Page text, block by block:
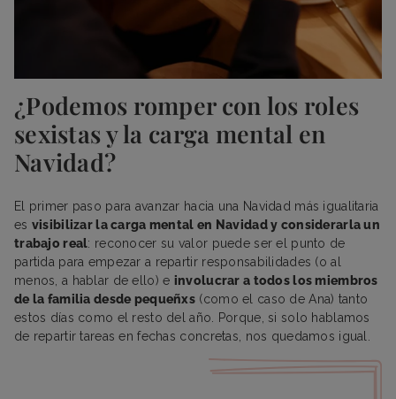
¿Podemos romper con los roles
sexistas y la carga mental en
Navidad?
El primer paso para avanzar hacia una Navidad más igualitaria
es visibilizar la carga mental en Navidad y considerarla un
trabajo real: reconocer su valor puede ser el punto de
partida para empezar a repartir responsabilidades (o al
menos, a hablar de ello) e involucrar a todos los miembros
de la familia desde pequeñxs (como el caso de Ana) tanto
estos días como el resto del año. Porque, si solo hablamos
de repartir tareas en fechas concretas, nos quedamos igual.